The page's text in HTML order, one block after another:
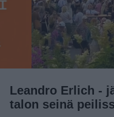
Leandro Erlich -
talon seinä